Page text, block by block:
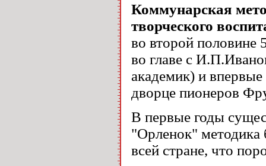
Коммунарская
творческого
во второй половине
во главе с
академик) и
дворце пионеров
В первые годы
"Орленок" методика
всей стране, что